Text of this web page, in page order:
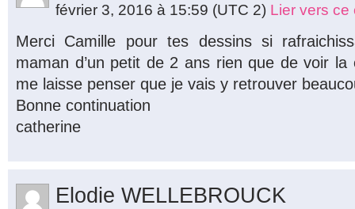
février 3, 2016 à 15:59 (UTC 2) Lier vers ce
Merci Camille pour tes dessins si
maman d’un petit de 2 ans rien que de voir
me laisse penser que je vais y retrouver
Bonne continuation
catherine
Elodie WELLEBROUCK